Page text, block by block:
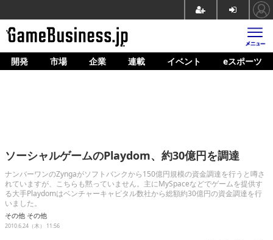
ホーム
企業動向
人材育成
産業政策
開発 市場 企業 連載 イベント eスポーツ
ソーシャルゲームのPlaydom、約30億円を調達
ナンバーワンのZyngaがソフトバンクから150億円規模の資金調達を行うと噂さ
れていますが、こちらも黙っていません。主にMySpaceなどでゲームを提供す
る大手Playdomはベンチャーキャピタル数社から総額約30億円の資金調達を行
いました。
その他 その他
2010.6.24（木） 11:56